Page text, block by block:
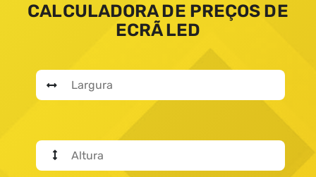
CALCULADORA DE PREÇOS DE
ECRÃ LED